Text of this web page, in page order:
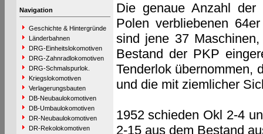
Navigation
Geschichte & Hintergründe
Länderbahnen
DRG-Einheitslokomotiven
DRG-Zahnradlokomotiven
DRG-Schmalspurlok.
Kriegslokomotiven
Verlagerungsbauten
DB-Neubaulokomotiven
DB-Umbaulokomotiven
DR-Neubaulokomotiven
DR-Rekolokomotiven
Die genaue Anzahl
Polen verbliebenen
sind jene 37
Bestand der PKP
Tenderlok übernommen,
und die mit ziemlicher
1952 schieden Okl 2-4
2-15 aus dem Bestand